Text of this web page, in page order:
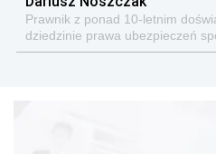
Prawnik z ponad 10-letnim
dziedzinie prawa ubezpieczeń
świadczeń emerytalno-